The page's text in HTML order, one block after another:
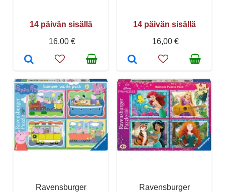
14 päivän sisällä
16,00 €
14 päivän sisällä
16,00 €
Ravensburger Ravensburger